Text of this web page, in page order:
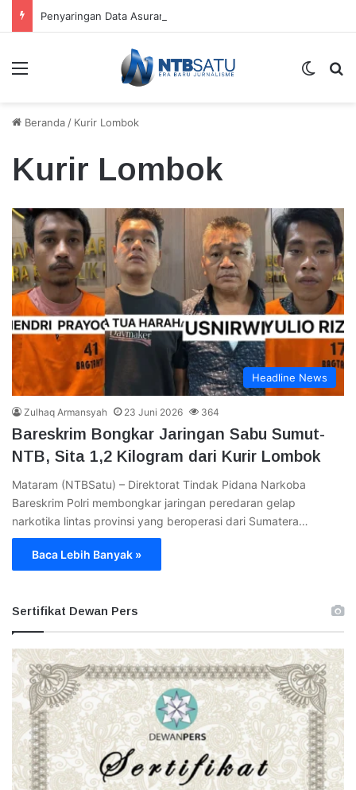
Menu
Beranda / Kurir Lombok
Kurir Lombok
Headline News
Zulhaq Armansyah 23 Juni 2026 364
Bareskrim Bongkar Jaringan Sabu Sumut-
NTB, Sita 1,2 Kilogram dari Kurir Lombok
Mataram (NTBSatu) – Direktorat Tindak Pidana Narkoba
Bareskrim Polri membongkar jaringan peredaran gelap
narkotika lintas provinsi yang beroperasi dari Sumatera…
Baca Lebih Banyak »
Sertifikat Dewan Pers